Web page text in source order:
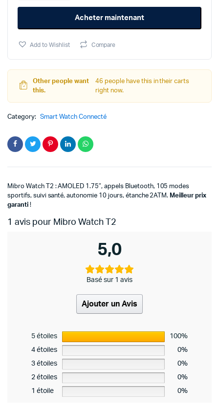
initial
était :
699د.م..
actuel
est :
499د.م..
quantity
Acheter maintenant
Add to Wishlist Compare
Other people want
this.
46 people have this in their carts
right now.
Category: Smart Watch Connecté
Mibro Watch T2 : AMOLED 1.75″, appels Bluetooth, 105 modes
sportifs, suivi santé, autonomie 10 jours, étanche 2ATM. Meilleur prix
garanti!
1 avis pour Mibro Watch T2
5,0
Basé sur 1 avis
Ajouter un Avis
5 étoiles
100%
4 étoiles
0%
3 étoiles
0%
2 étoiles
0%
1 étoile
0%